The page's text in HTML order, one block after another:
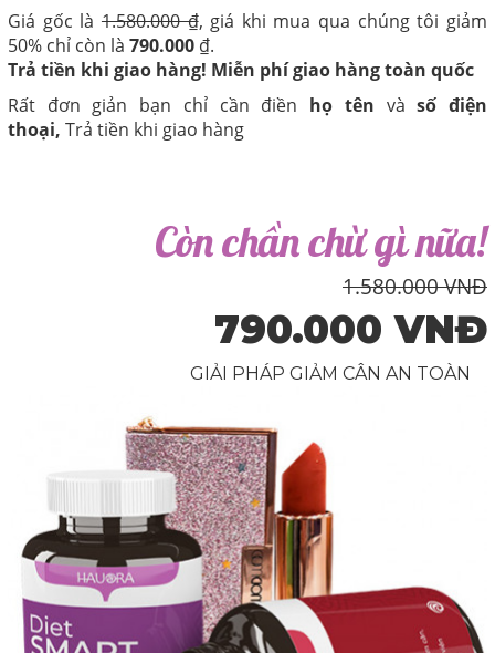
Giá gốc là 1.580.000 ₫, giá khi mua qua chúng tôi giảm
50% chỉ còn là 790.000 ₫.
Trả tiền khi giao hàng! Miễn phí giao hàng toàn quốc
Rất đơn giản bạn chỉ cần điền họ tên vàsố điện
thoại, Trả tiền khi giao hàng
Còn chần chừ gì nữa!
1.580.000 VNĐ
790.000 VNĐ
GIẢI PHÁP GIẢM CÂN AN TOÀN